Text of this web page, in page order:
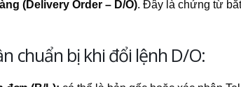
(Delivery Order – D/O). Đây là chứng từ
chuẩn bị khi đổi lệnh D/O: